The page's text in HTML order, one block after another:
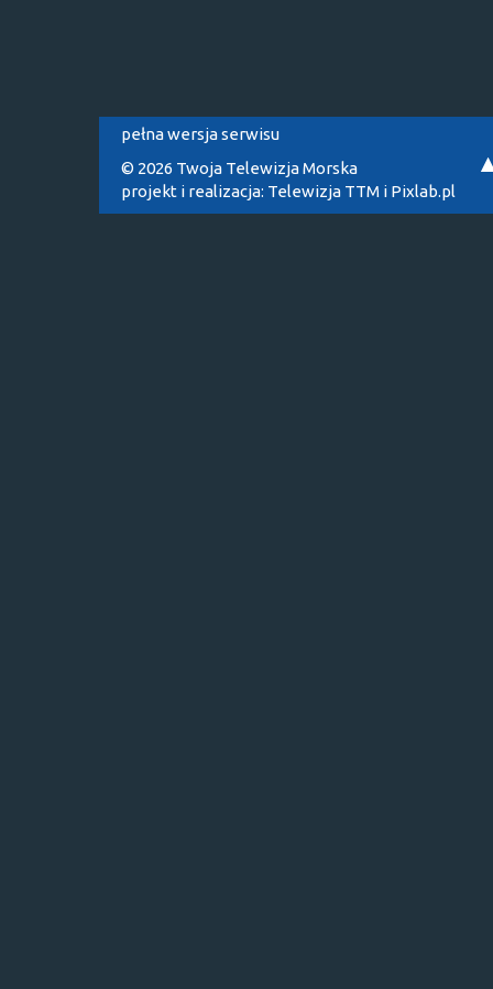
pełna wersja serwisu
© 2026 Twoja Telewizja Morska
projekt i realizacja: Telewizja TTM i Pixlab.pl